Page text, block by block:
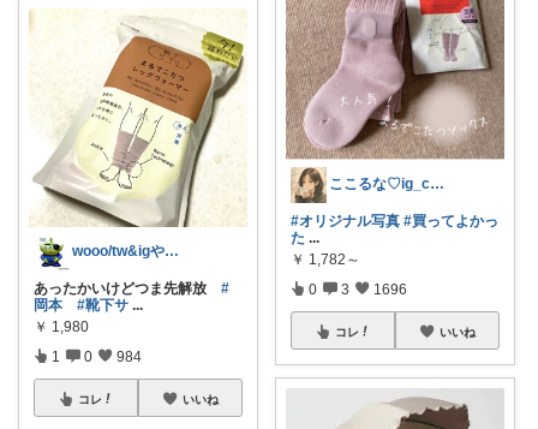
wooo/tw&igやってます
あったかいけどつま先解放 #
岡本
#靴下サ ...
￥ 1,980
1 0 984
コレ いいね
ここるな♡ig_cona260
#オリジナル写真 #買ってよかっ
た ...
￥ 1,782～
0 3 1696
コレ いいね